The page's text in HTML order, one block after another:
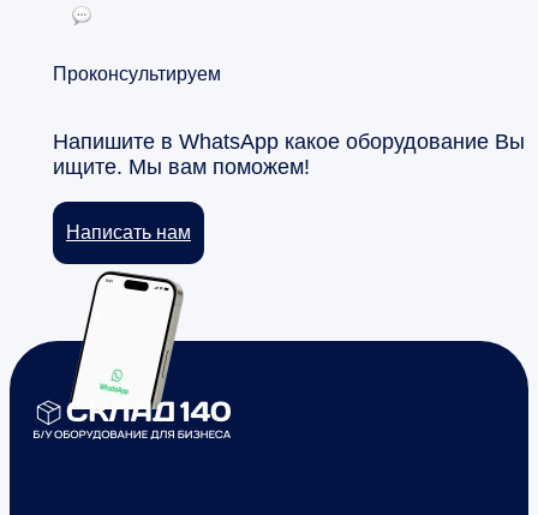
Проконсультируем
Напишите в WhatsApp какое оборудование Вы
ищите. Мы вам поможем!
Написать нам